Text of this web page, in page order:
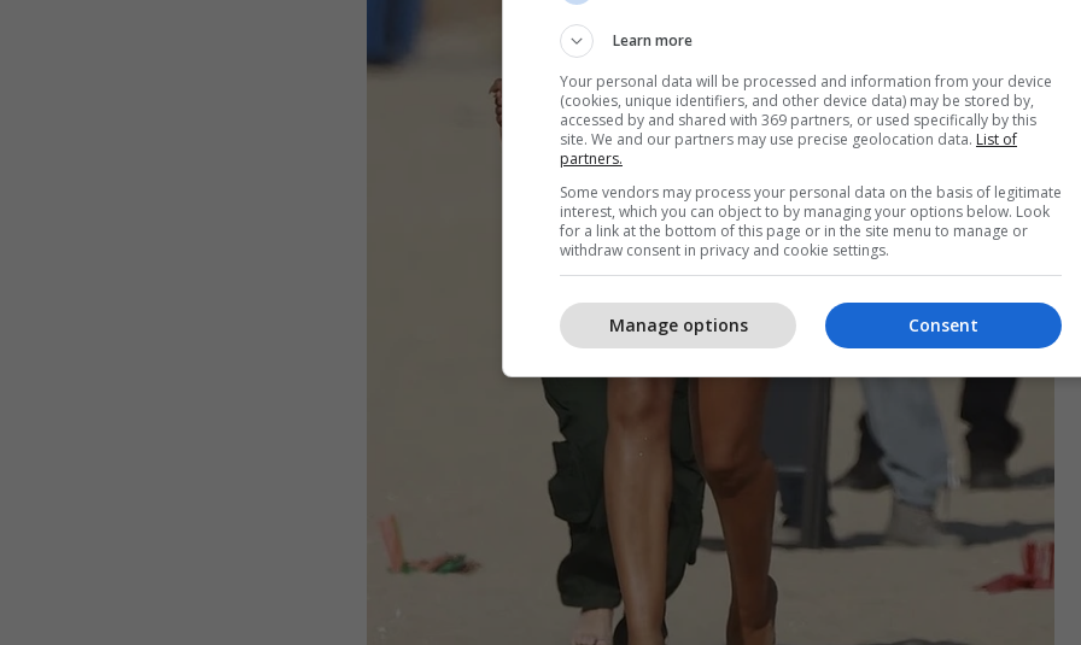
Learn more
Your personal data will be processed and information from your device
(cookies, unique identifiers, and other device data) may be stored by,
accessed by and shared with 369 partners, or used specifically by this
site. We and our partners may use precise geolocation data. List of
partners.
Some vendors may process your personal data on the basis of legitimate
interest, which you can object to by managing your options below. Look
for a link at the bottom of this page or in the site menu to manage or
withdraw consent in privacy and cookie settings.
Consent
Manage options